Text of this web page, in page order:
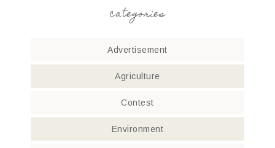
categories
Advertisement
Agriculture
Contest
Environment